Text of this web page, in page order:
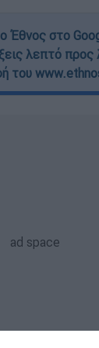
Έθνος στο
λεπτό
του